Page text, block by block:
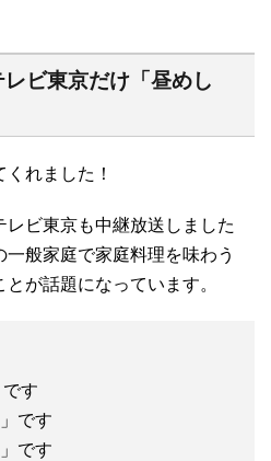
ビ東京だけ「昼めし
れました！
レビ東京も中継放送しました
般家庭で家庭料理を味わう
とが話題になっています。
す
です
です